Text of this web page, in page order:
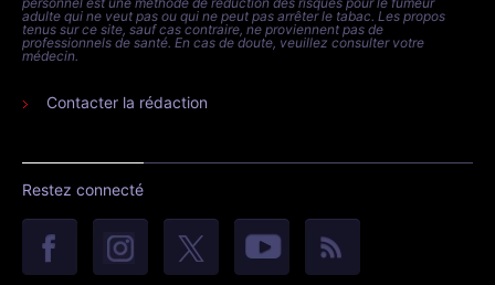
adulte qui ne veut pas ou qui ne peut pas arrêter le tabac. Les propos
tenus sur ce site, sauf cas contraire, ne proviennent pas de
professionnels de santé. En cas de doute, veuillez consulter votre
médecin.
Contacter la rédaction
Restez connecté